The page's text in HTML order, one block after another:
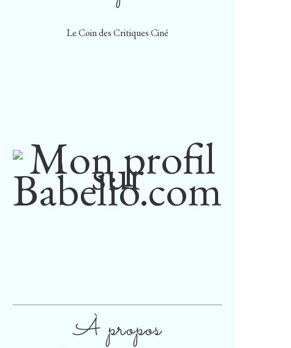
À propos
Le Coin des Critiques Ciné